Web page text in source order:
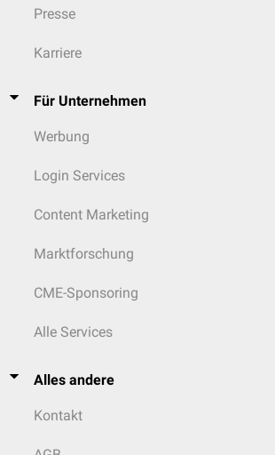
Presse
Karriere
Für Unternehmen
Werbung
Login Services
Content Marketing
Marktforschung
CME-Sponsoring
Alle Services
Alles andere
Kontakt